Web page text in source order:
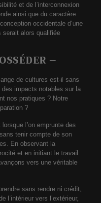
et de l’interconnexion
ainsi que du caractère
occidentale d’une
serait alors qualifiée
–
de cultures est-il sans
des impacts notables sur la
nos pratiques ? Notre
?
l’on emprunte des
tenir compte de son
En observant la
et en initiant le travail
vers une véritable
sans rendre ni crédit,
l’intérieur vers l’extérieur,